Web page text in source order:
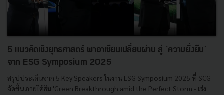
5 แนวคิดเชิงยุทธศาสตร์ พาอาเซียนเปลี่ยนผ่าน สู่ ‘ความยั่งยืน’
จาก ESG Symposium 2025
สรุปประเด็นจาก 5 Key Speakers ในงาน ESG Symposium 2025 ที่ SCG
จัดขึ้น ภายใต้ธีม 'Green Breakthrough amid the Perfect Storm - เร่ง